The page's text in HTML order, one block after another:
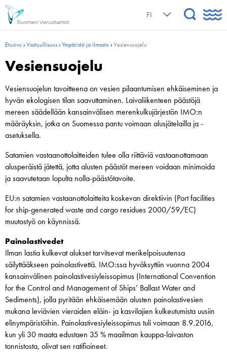
FI
Etusivu ›Vastuullisuus›Ympäristö ja ilmasto›Vesiensuojelu
Vesiensuojelu
Vesiensuojelun tavoitteena on vesien pilaantumisen ehkäiseminen ja
hyvän ekologisen tilan saavuttaminen. Laivaliikenteen päästöjä
mereen säädellään kansainvälisen merenkulkujärjestön IMO:n
määräyksin, jotka on Suomessa pantu voimaan alusjätelailla ja -
asetuksella.
Satamien vastaanottolaitteiden tulee olla riittäviä vastaanottamaan
alusperäistä jätettä, jotta alusten päästöt mereen voidaan minimoida
ja saavutetaan lopulta nolla-päästötavoite.
EU:n satamien vastaanottolaitteita koskevan direktiivin (Port facilities
for ship-generated waste and cargo residues 2000/59/EC)
muutostyö on käynnissä.
Painolastivedet
Ilman lastia kulkevat alukset tarvitsevat merikelpoisuutensa
säilyttääkseen painolastivettä. IMO:ssa hyväksyttiin vuonna 2004
kansainvälinen painolastivesiyleissopimus (International Convention
for the Control and Management of Ships’ Ballast Water and
Sediments), jolla pyritään ehkäisemään alusten painolastivesien
mukana leviävien vieraiden eläin- ja kasvilajien kulkeutumista uusiin
elinympäristöihin. Painolastivesiyleissopimus tuli voimaan 8.9.2016,
kun yli 30 maata edustaen 35 % maailman kauppa-laivaston
tonnistosta, olivat sen ratifioineet.